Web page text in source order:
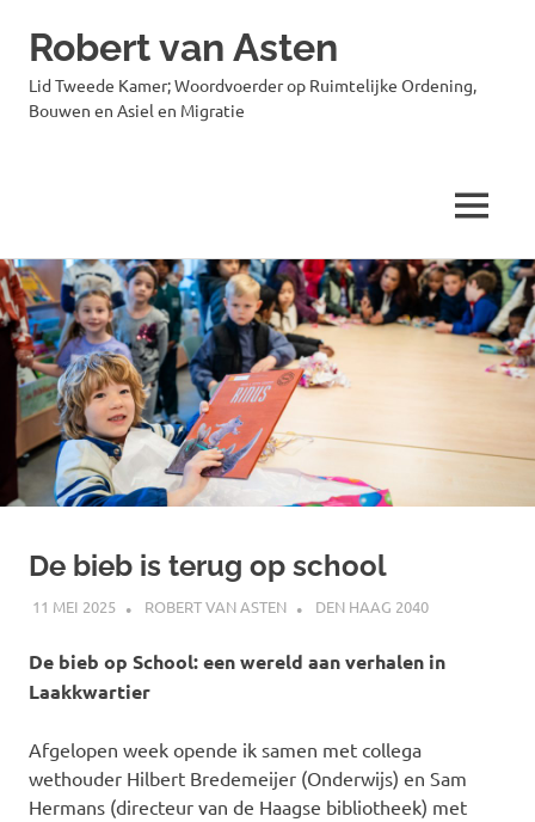
Ga
naar
de
inhoud
Robert van Asten
Lid Tweede Kamer; Woordvoerder op Ruimtelijke Ordening,
Bouwen en Asiel en Migratie
MENU
De bieb is terug op school
11 MEI 2025 ROBERT VAN ASTEN DEN HAAG 2040
De bieb op School: een wereld aan verhalen in
Laakkwartier
Afgelopen week opende ik samen met collega
wethouder Hilbert Bredemeijer (Onderwijs) en Sam
Hermans (directeur van de Haagse bibliotheek) met